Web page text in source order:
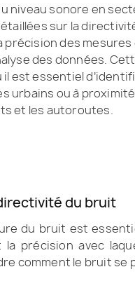
sonore en
sur la
précision des
des données.
est essentiel
urbains ou à proximité
et les autoroutes.
du bruit
du bruit est
précision avec
comment le bruit